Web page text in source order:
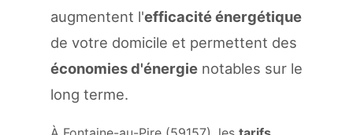
augmentent l'efficacité énergétique
de votre domicile et permettent des
économies d'énergie notables sur le
long terme.